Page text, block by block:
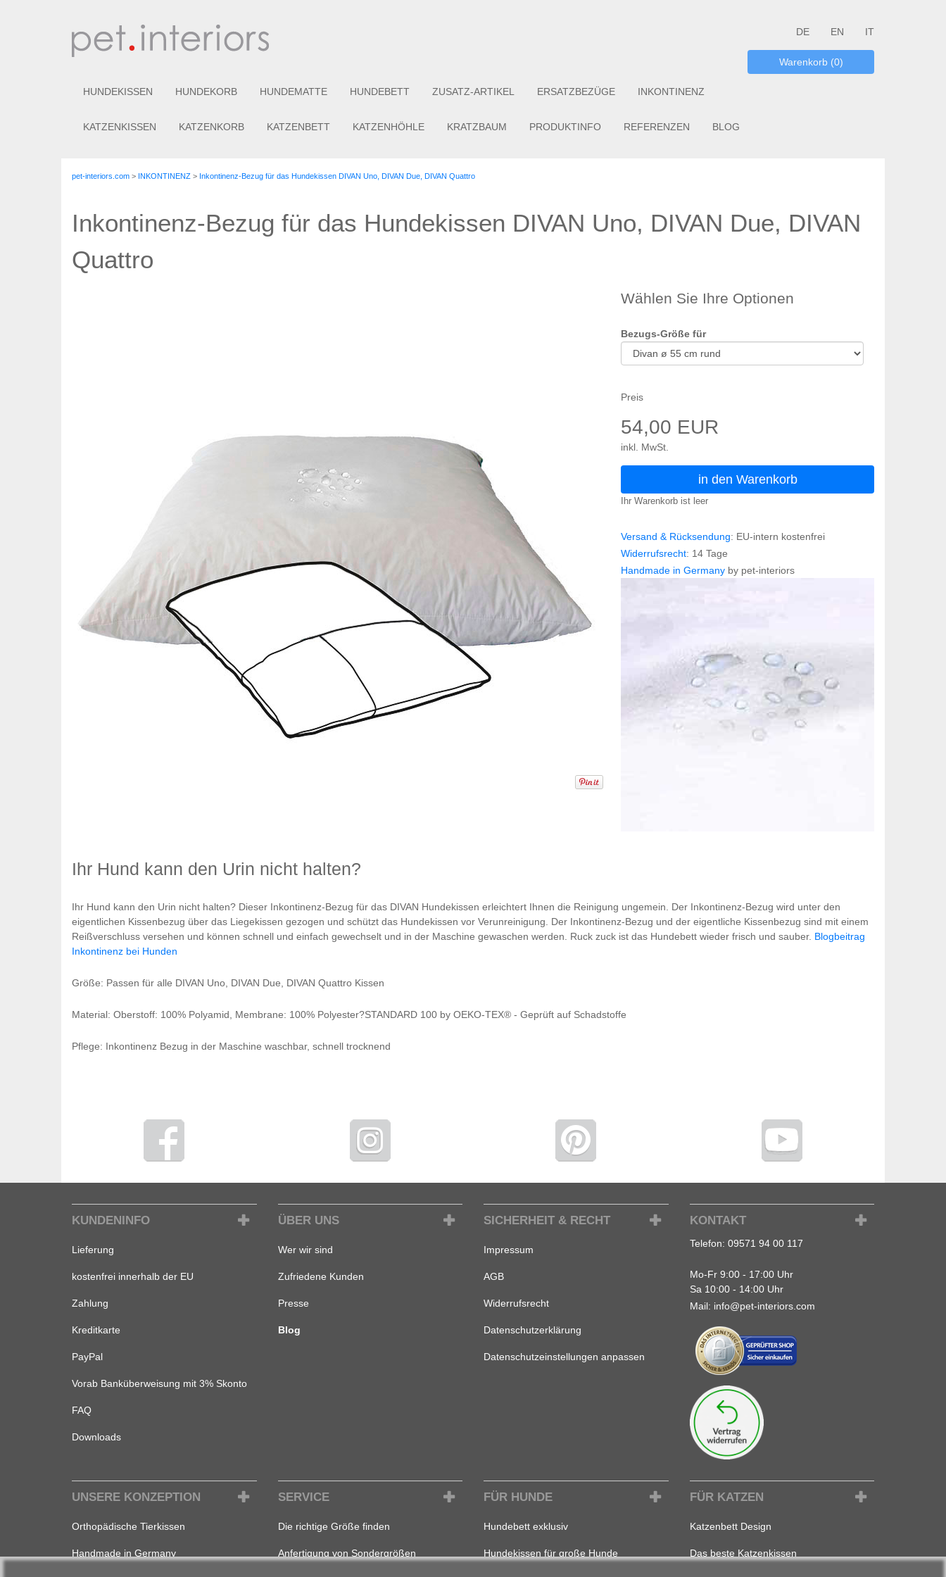
DE EN IT
Warenkorb (0)
HUNDEKISSEN HUNDEKORB HUNDEMATTE HUNDEBETT ZUSATZ-ARTIKEL ERSATZBEZÜGE INKONTINENZ
KATZENKISSEN KATZENKORB KATZENBETT KATZENHÖHLE KRATZBAUM PRODUKTINFO REFERENZEN BLOG
pet-interiors.com > INKONTINENZ > Inkontinenz-Bezug für das Hundekissen DIVAN Uno, DIVAN Due, DIVAN Quattro
Inkontinenz-Bezug für das Hundekissen DIVAN Uno, DIVAN Due, DIVAN
Quattro
Wählen Sie Ihre Optionen
Bezugs-Größe für
Preis
54,00 EUR
inkl. MwSt.
in den Warenkorb
Ihr Warenkorb ist leer
Versand & Rücksendung: EU-intern kostenfrei
Widerrufsrecht: 14 Tage
Handmade in Germany by pet-interiors
Ihr Hund kann den Urin nicht halten?
Ihr Hund kann den Urin nicht halten? Dieser Inkontinenz-Bezug für das DIVAN Hundekissen erleichtert Ihnen die Reinigung ungemein. Der Inkontinenz-Bezug wird unter den
eigentlichen Kissenbezug über das Liegekissen gezogen und schützt das Hundekissen vor Verunreinigung. Der Inkontinenz-Bezug und der eigentliche Kissenbezug sind mit einem
Reißverschluss versehen und können schnell und einfach gewechselt und in der Maschine gewaschen werden. Ruck zuck ist das Hundebett wieder frisch und sauber. Blogbeitrag
Inkontinenz bei Hunden
Größe: Passen für alle DIVAN Uno, DIVAN Due, DIVAN Quattro Kissen
Material: Oberstoff: 100% Polyamid, Membrane: 100% Polyester?STANDARD 100 by OEKO-TEX® - Geprüft auf Schadstoffe
Pflege: Inkontinenz Bezug in der Maschine waschbar, schnell trocknend
KUNDENINFO
Lieferung
kostenfrei innerhalb der EU
Zahlung
Kreditkarte
PayPal
Vorab Banküberweisung mit 3% Skonto
FAQ
Downloads
ÜBER UNS
Wer wir sind
Zufriedene Kunden
Presse
Blog
SICHERHEIT & RECHT
Impressum
AGB
Widerrufsrecht
Datenschutzerklärung
Datenschutzeinstellungen anpassen
KONTAKT
Telefon: 09571 94 00 117
Mo-Fr 9:00 - 17:00 Uhr
Sa 10:00 - 14:00 Uhr
Mail: info@pet-interiors.com
UNSERE KONZEPTION
Orthopädische Tierkissen
Handmade in Germany
SERVICE
Die richtige Größe finden
Anfertigung von Sondergrößen
FÜR HUNDE
Hundebett exklusiv
Hundekissen für große Hunde
FÜR KATZEN
Katzenbett Design
Das beste Katzenkissen